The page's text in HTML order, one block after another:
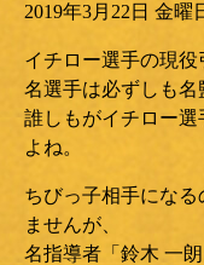
2019年3月22日 金曜
イチロー選手の現役
名選手は必ずしも名
誰しもがイチロー
よね。
ちびっ子相手にな
ませんが、
名指導者「鈴木 一